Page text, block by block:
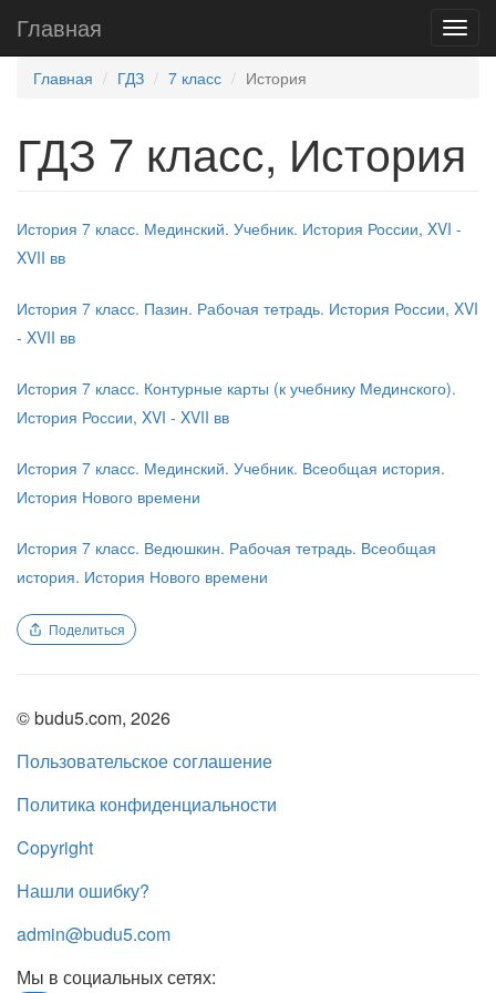
Главная
Главная ГДЗ 7 класс История
ГДЗ 7 класс, История
История 7 класс. Мединский. Учебник. История России, XVI -
XVII вв
История 7 класс. Пазин. Рабочая тетрадь. История России, XVI
- XVII вв
История 7 класс. Контурные карты (к учебнику Мединского).
История России, XVI - XVII вв
История 7 класс. Мединский. Учебник. Всеобщая история.
История Нового времени
История 7 класс. Ведюшкин. Рабочая тетрадь. Всеобщая
история. История Нового времени
Поделиться
© budu5.com, 2026
Пользовательское соглашение
Политика конфиденциальности
Copyright
Нашли ошибку?
admin@budu5.com
Мы в социальных сетях: